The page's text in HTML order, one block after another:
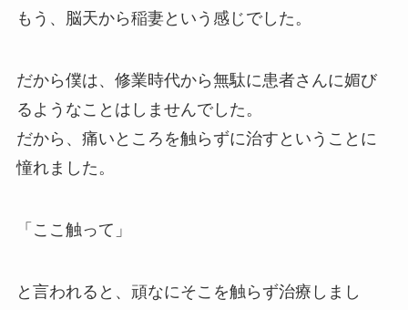
もう、脳天から稲妻という感じでした。
だから僕は、修業時代から無駄に患者さんに媚び
るようなことはしませんでした。
だから、痛いところを触らずに治すということに
憧れました。
「ここ触って」
と言われると、頑なにそこを触らず治療しまし